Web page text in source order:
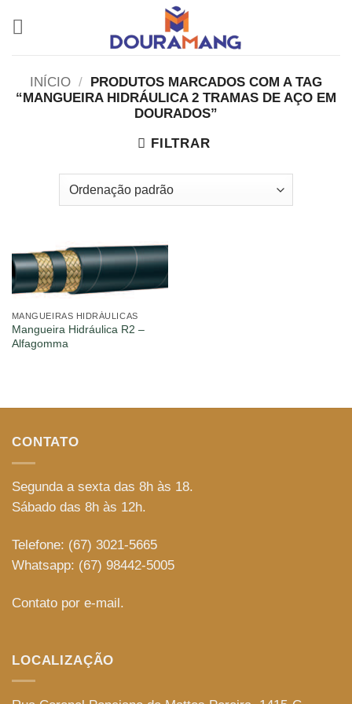
INÍCIO / PRODUTOS MARCADOS COM A TAG
“MANGUEIRA HIDRÁULICA 2 TRAMAS DE AÇO EM
DOURADOS”
FILTRAR
MANGUEIRAS HIDRÁULICAS
Mangueira Hidráulica R2 –
Alfagomma
CONTATO
Segunda a sexta das 8h às 18.
Sábado das 8h às 12h.
Telefone: (67) 3021-5665
Whatsapp: (67) 98442-5005
Contato por e-mail.
LOCALIZAÇÃO